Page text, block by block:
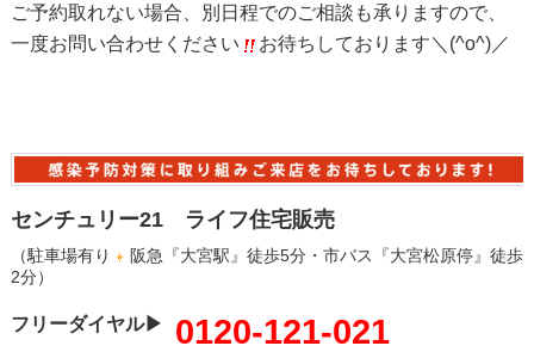
ご予約取れない場合、別日程でのご相談も承りますので、
一度お問い合わせください
お待ちしております＼(^o^)／
センチュリー21 ライフ住宅販売
（駐車場有り
阪急『大宮駅』徒歩5分・市バス『大宮松原停』徒歩
2分）
フリーダイヤル▶ 0120-121-021